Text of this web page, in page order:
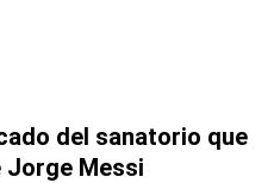
del sanatorio que
Jorge Messi